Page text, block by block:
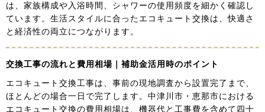
は、家族構成や入浴時間、シャワーの使用頻度を細かく確認し
ています。生活スタイルに合ったエコキュート交換は、快適さ
と経済性の両立につながります。
交換工事の流れと費用相場｜補助金活用時のポイント
エコキュート交換工事は、事前の現地調査から設置完了まで、
ほとんどの場合一日で完了します。中津川市・恵那市における
エコキュート交換の費用相場は、機器代と工事費を含めて四十